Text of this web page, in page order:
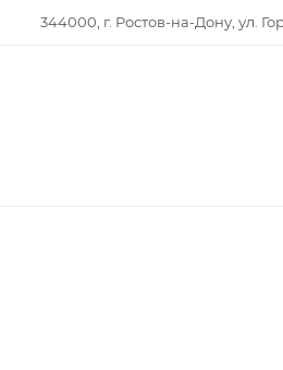
344000, г. Ростов-на-Дону, ул.